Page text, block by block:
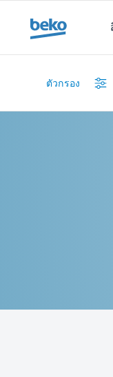
ตัวกรอง